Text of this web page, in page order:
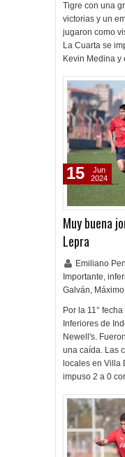
Tigre con una
victorias y un
jugaron como
La Cuarta se
Kevin Medina
Muy buena
Lepra
Emiliano
Importante,
Galván,
Por la 11°
Inferiores de
Newell's.
una caída. Las
locales en Villa
impuso 2 a 0
15
Jun
2024